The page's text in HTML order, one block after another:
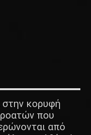
στην κορυφή
που
από